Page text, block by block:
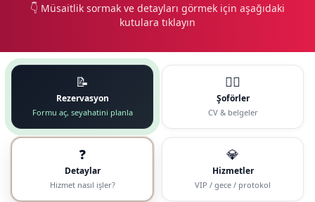
👇 Müsaitlik sormak ve detayları görmek için aşağıdaki
kutulara tıklayın
📝
Rezervasyon
Formu aç, seyahatini planla
🧑‍✈️
Şoförler
CV & belgeler
❓
Detaylar
Hizmet nasıl işler?
💎
Hizmetler
VIP / gece / protokol